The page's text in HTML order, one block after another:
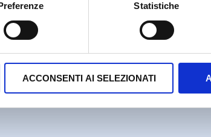
Statistiche
ACCONSENTI AI SELEZIONATI